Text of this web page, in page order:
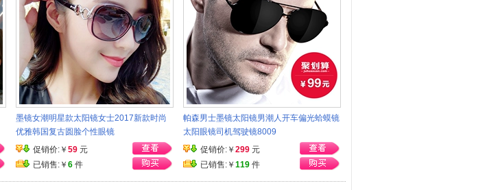
墨镜女潮明星款太阳镜女士2017新款时尚
优雅韩国复古圆脸个性眼镜
促销价:￥ 59 元
已销售:￥ 6 件
帕森男士墨镜太阳镜男潮人开车偏光蛤蟆镜
太阳眼镜司机驾驶镜8009
促销价:￥ 299 元
已销售:￥ 119 件